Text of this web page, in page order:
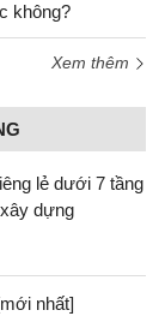
không?
Xem thêm
lẻ dưới 7 tầng
dựng
nhất]